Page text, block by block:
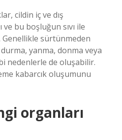
cildin iç ve dış
ve bu boşluğun sıvı ile
Genellikle sürtünmeden
yanma, donma veya
nedenlerle de oluşabilir.
kabarcık oluşumunu
organları